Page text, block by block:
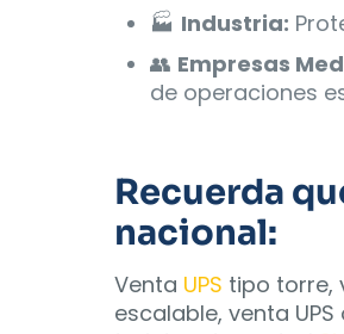
🏭 Industria:
👥 Empresas
de operaciones
Recuerda
nacional:
Venta UPS tipo torre,
escalable, venta UPS